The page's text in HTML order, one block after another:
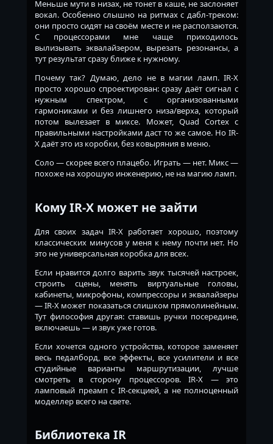
Меньше мути в низах, не тонет в каше, не заслоняет
вокал. Особенно слышно на ритмах с дабл-треком:
они просто сидят на своём месте и не расползаются.
С процессорами мне чаще приходилось
вылизывать эквалайзером, вырезать резонансы, а
тут результат сразу ближе к нужному.
Почему так? Думаю, дело не в магии ламп. IR-X
просто хорошо спроектирован: сразу даёт сигнал с
нужным спектром, с организованными
гармониками и без лишнего низа/верха, который
потом вылезает в миксе. Может, Quad Cortex с
правильными настройками даст то же самое. Но IR-
X даёт это из коробки, без ковыряния в меню.
Соло — скорее всего плацебо. Играть — нет. Микс —
похоже на хорошую инженерию, не на магию ламп.
Кому IR-X может не зайти
Для своих задач IR-X работает хорошо, поэтому
классических минусов у меня к нему почти нет. Но
это не универсальная коробка для всех.
Если нравится долго варить звук тысячей настроек,
строить сцены, менять виртуальные головы,
кабинеты, микрофоны, компрессоры и эквалайзеры
— IR-X может показаться слишком прямолинейным.
Тут философия другая: ставишь ручки посередине,
включаешь — и звук уже готов.
Если хочется одного устройства, которое заменяет
весь педалборд, все эффекты, все усилители и все
студийные варианты маршрутизации, лучше
смотреть в сторону процессоров. IR-X — это
ламповый преамп с IR-секцией, а не полноценный
моделлер всего на свете.
Библиотека IR